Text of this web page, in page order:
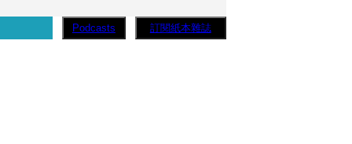
Podcasts 訂閱紙本雜誌